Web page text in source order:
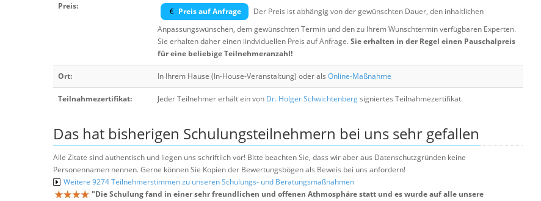
Preis:
Preis auf Anfrage
Der Preis ist abhängig von der gewünschten Dauer, den inhaltlichen
Anpassungswünschen, dem gewünschten Termin und den zu Ihrem Wunschtermin verfügbaren Experten.
Sie erhalten daher einen iindviduellen Preis auf Anfrage.Sie erhalten in der Regel einen Pauschalpreis
für eine beliebige Teilnehmeranzahl!
Ort: In Ihrem Hause (In-House-Veranstaltung) oder als Online-Maßnahme
Teilnahmezertifikat: Jeder Teilnehmer erhält ein von Dr. Holger Schwichtenbergsigniertes Teilnahmezertifikat.
Das hat bisherigen Schulungsteilnehmern bei uns sehr gefallen
Alle Zitate sind authentisch und liegen uns schriftlich vor! Bitte beachten Sie, dass wir aber aus Datenschutzgründen keine
Personennamen nennen. Gerne können Sie Kopien der Bewertungsbögen als Beweis bei uns anfordern!
Weitere 9274 Teilnehmerstimmen zu unseren Schulungs- und Beratungsmaßnahmen
"Die Schulung fand in einer sehr freundlichen und offenen Athmosphäre statt und es wurde auf alle unsere